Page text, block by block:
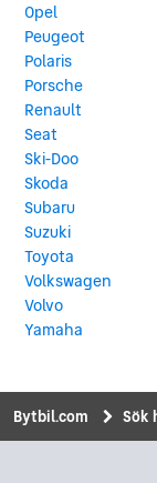
Opel
Peugeot
Polaris
Porsche
Renault
Seat
Ski-Doo
Skoda
Subaru
Suzuki
Toyota
Volkswagen
Volvo
Yamaha
Bytbil.com Sök